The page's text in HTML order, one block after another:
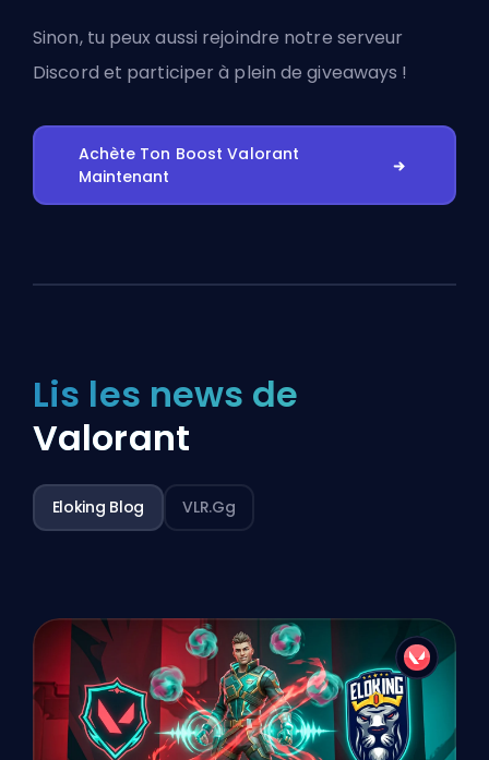
Sinon, tu peux aussi rejoindre notre serveur
Discord et participer à plein de giveaways !
Achète Ton Boost Valorant
Maintenant
Lis les news de
Valorant
Eloking Blog VLR.gg